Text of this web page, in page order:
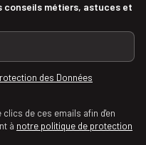
conseils métiers, astuces et
des Données
de ces emails afin d'en
à notre politique de protection